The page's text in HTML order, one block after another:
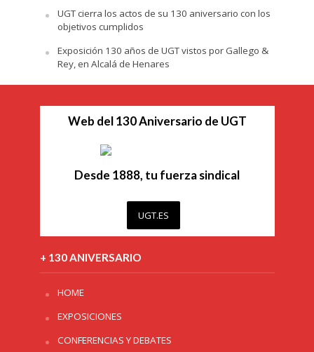
UGT cierra los actos de su 130 aniversario con los
objetivos cumplidos
Exposición 130 años de UGT vistos por Gallego &
Rey, en Alcalá de Henares
Web del 130 Aniversario de UGT
Desde 1888, tu fuerza sindical
UGT.ES
+ 130 ANIVERSARIO
HOME
EXPOSICIONES
CONFERENCIAS Y DEBATES